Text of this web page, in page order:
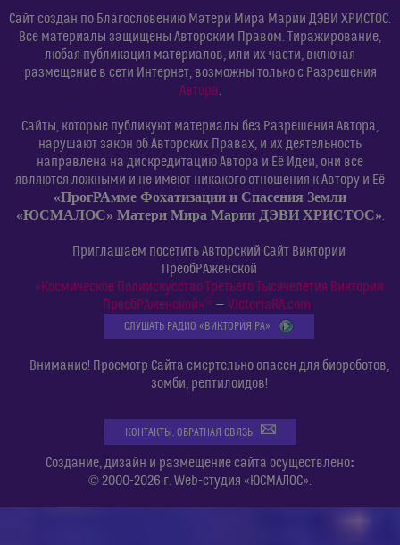
Сайт создан по Благословению Матери Мира Марии ДЭВИ ХРИСТОС.
Все материалы защищены Авторским Правом. Тиражирование,
любая публикация материалов, или их части, включая
размещение в сети Интернет, возможны только с Разрешения
Автора.
Сайты, которые публикуют материалы без Разрешения Автора,
нарушают закон об Авторских Правах, и их деятельность
направлена на дискредитацию Автора и Её Идеи, они все
являются ложными и не имеют никакого отношения к Автору и Её
«ПрогРАмме Фохатизации и Спасения Земли
«ЮСМАЛОС» Матери Мира Марии ДЭВИ ХРИСТОС».
Приглашаем посетить Авторский Сайт Виктории
ПреобРАженской
«Космическое Полиискусство Третьего Тысячелетия Виктории
ПреобРАженской»©— VictoriaRA.com
СЛУШАТЬ РАДИО «ВИКТОРИЯ РА»
Внимание! Просмотр Сайта смертельно опасен для биороботов,
зомби, рептилоидов!
КОНТАКТЫ. ОБРАТНАЯ СВЯЗЬ
Создание, дизайн и размещение сайта осуществлено:
© 2000-2026 г. Web-студия «ЮСМАЛОС».